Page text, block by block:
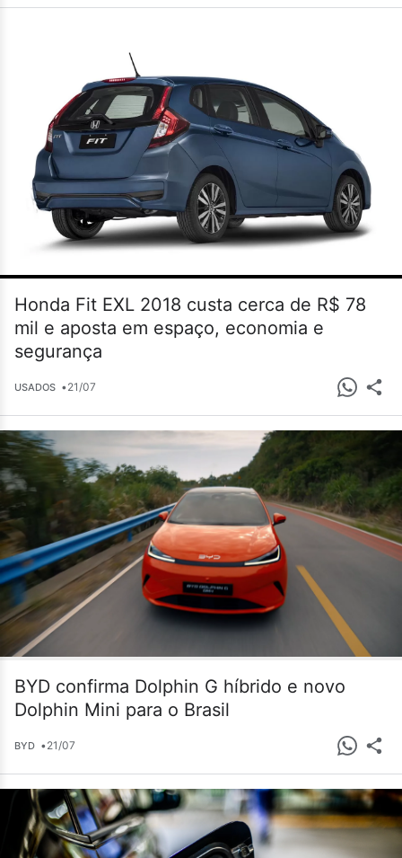
Honda Fit EXL 2018 custa cerca de R$ 78
mil e aposta em espaço, economia e
segurança
USADOS •21/07
BYD confirma Dolphin G híbrido e novo
Dolphin Mini para o Brasil
BYD •21/07